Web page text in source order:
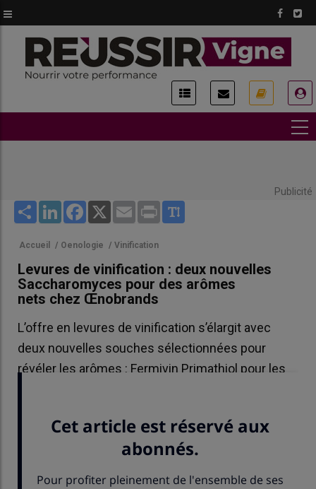
au
contenu
principal
Publicité
Share LinkedInFacebook
X Email Print
Accueil / Oenologie / Vinification
Levures de vinification : deux nouvelles
Saccharomyces pour des arômes
nets chez Œnobrands
L’offre en levures de vinification s’élargit avec
deux nouvelles souches sélectionnées pour
révéler les arômes : Fermivin Primathiol pour les